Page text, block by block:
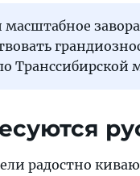
Транссибирской
радостно